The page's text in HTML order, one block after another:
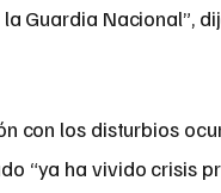
Guardia Nacional”,
con los disturbios
“ya ha vivido crisis